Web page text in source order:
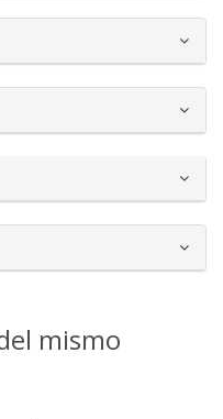
mismo